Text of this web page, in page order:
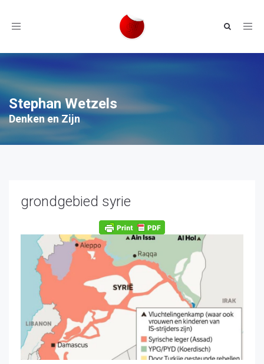
Toggle
Stephan Wetzels
Denken en Zijn
grondgebied syrie